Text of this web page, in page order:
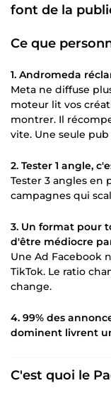
font de la
Ce que
1. Andromeda
Meta ne diffuse
moteur lit vos
montrer. Il
vite. Une seule
2. Tester 1 angle,
Tester 3 angles en
campagnes qui
3. Un format pour
d'être médiocre
Une Ad Facebook
TikTok. Le ratio
change.
4. 99% des
dominent livrent
C'est quoi le